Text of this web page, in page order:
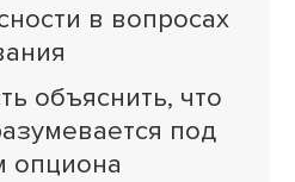
в вопросах
объяснить, что
под
опциона